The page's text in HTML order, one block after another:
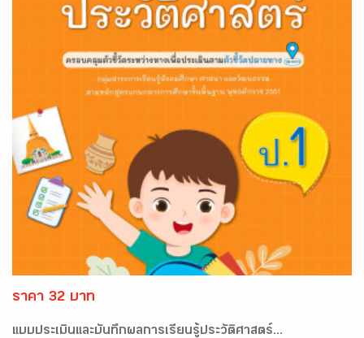
ราคา 32 บาท
แบบประเมินและบันทึกผลการเรียนรู้ประวัติศาสตร์...